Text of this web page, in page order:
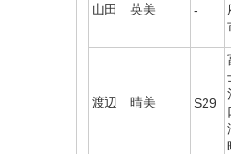
山田 英美 -
渡辺 晴美 S29